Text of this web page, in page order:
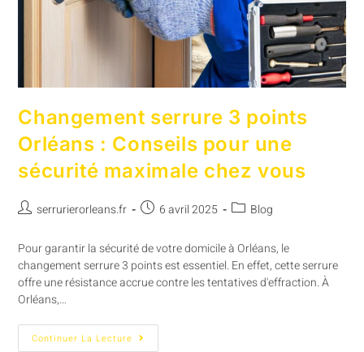
Changement serrure 3 points
Orléans : Conseils pour une
sécurité maximale chez vous
serrurierorleans.fr 6 avril 2025 Blog
Pour garantir la sécurité de votre domicile à Orléans, le
changement serrure 3 points est essentiel. En effet, cette serrure
offre une résistance accrue contre les tentatives d'effraction. À
Orléans,…
Continuer La Lecture